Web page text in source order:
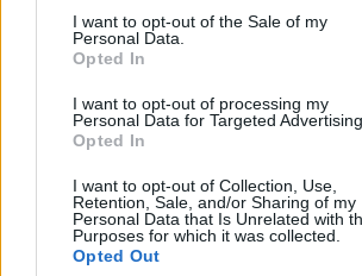
consent section.
I want to opt-out of the Sale of my
Personal Data.
Opted In
I want to opt-out of processing my
Personal Data for Targeted Advertising.
Opted In
I want to opt-out of Collection, Use,
Retention, Sale, and/or Sharing of my
Personal Data that Is Unrelated with
Purposes for which it was collected.
Opted Out
Egyre több vállalat keres
modellt, amely a klasszikus,
bérletnél rugalmasabb
ugyanakkor a saját, dedikált
környezetet is biztosítja. Erre
reagálva indítja el budapesti